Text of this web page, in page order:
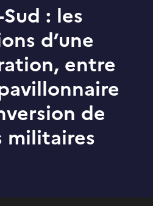
: les
d’une
entre
de
militaires